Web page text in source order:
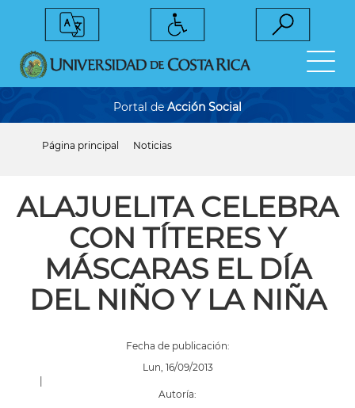
Portal de Acción Social
ayuda
a
la
navegación
Página principal Noticias
ALAJUELITA CELEBRA
CON TÍTERES Y
MÁSCARAS EL DÍA
DEL NIÑO Y LA NIÑA
Fecha de publicación:
Lun, 16/09/2013
|
Autoría: